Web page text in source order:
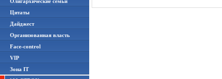
Цитаты
Дайджест
Организованная власть
Face-control
VIP
Зона IT